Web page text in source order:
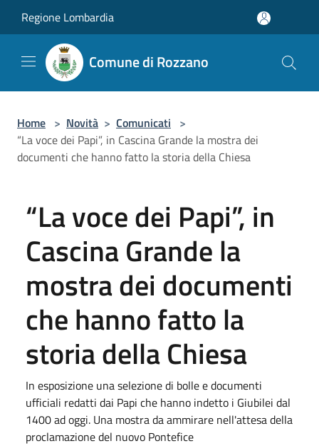
Regione Lombardia
Comune di Rozzano
Home > Novità > Comunicati >
“La voce dei Papi”, in Cascina Grande la mostra dei
documenti che hanno fatto la storia della Chiesa
“La voce dei Papi”, in
Cascina Grande la
mostra dei documenti
che hanno fatto la
storia della Chiesa
In esposizione una selezione di bolle e documenti
ufficiali redatti dai Papi che hanno indetto i Giubilei dal
1400 ad oggi. Una mostra da ammirare nell'attesa della
proclamazione del nuovo Pontefice